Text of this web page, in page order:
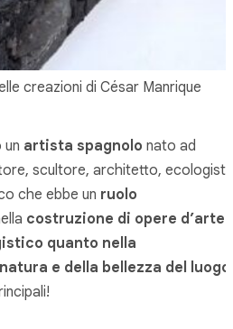
creazioni di César Manrique
artista spagnolo nato ad
scultore, architetto, ecologista
che ebbe un ruolo
costruzione di opere d’arte
quanto nella
e della bellezza del